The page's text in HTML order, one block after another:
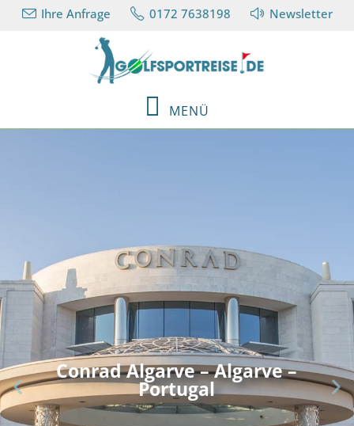
Ihre Anfrage 0172 7638198 Newsletter
MENÜ
Conrad Algarve – Algarve –
Portugal